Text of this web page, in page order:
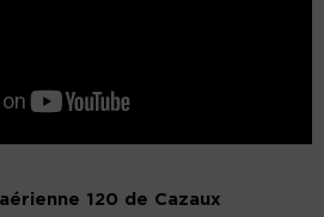
120 de Cazaux